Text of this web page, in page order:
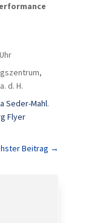
d. H.
Seder-Mahl.
Flyer
Beitrag →